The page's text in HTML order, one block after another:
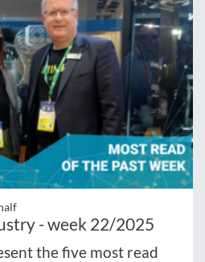
- week 22/2025
the five most read